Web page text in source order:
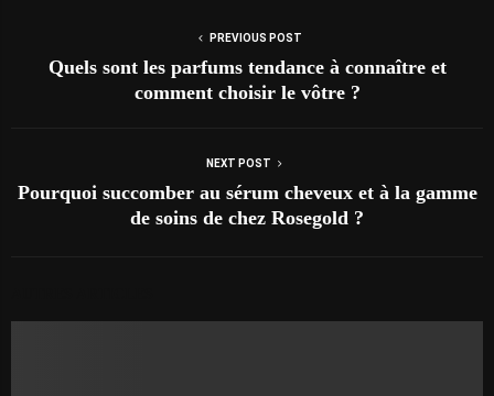
PREVIOUS POST
Quels sont les parfums tendance à connaître et
comment choisir le vôtre ?
NEXT POST
Pourquoi succomber au sérum cheveux et à la gamme
de soins de chez Rosegold ?